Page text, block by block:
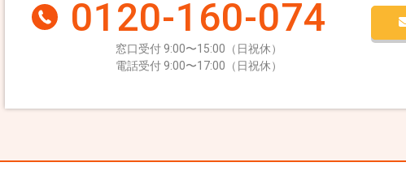
0120-160-074
窓口受付 9:00〜15:00（日祝休）
電話受付 9:00〜17:00（日祝休）